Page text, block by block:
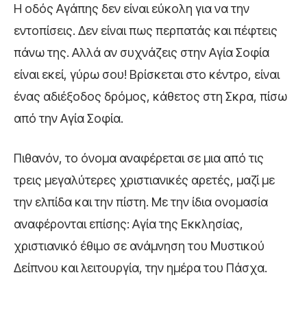
Η οδός Αγάπης δεν είναι εύκολη για να την
εντοπίσεις. Δεν είναι πως περπατάς και πέφτεις
πάνω της. Αλλά αν συχνάζεις στην Αγία Σοφία
είναι εκεί, γύρω σου! Βρίσκεται στο κέντρο, είναι
ένας αδιέξοδος δρόμος, κάθετος στη Σκρα, πίσω
από την Αγία Σοφία.
Πιθανόν, το όνομα αναφέρεται σε μια από τις
τρεις μεγαλύτερες χριστιανικές αρετές, μαζί με
την ελπίδα και την πίστη. Με την ίδια ονομασία
αναφέρονται επίσης: Αγία της Εκκλησίας,
χριστιανικό έθιμο σε ανάμνηση του Μυστικού
Δείπνου και λειτουργία, την ημέρα του Πάσχα.